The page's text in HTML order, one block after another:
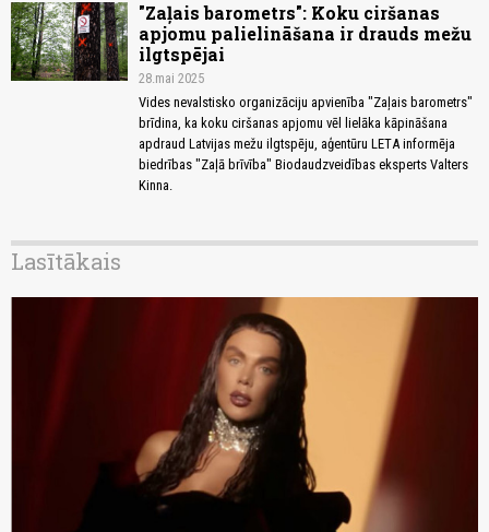
"Zaļais barometrs": Koku ciršanas
apjomu palielināšana ir drauds mežu
ilgtspējai
28.mai 2025
Vides nevalstisko organizāciju apvienība "Zaļais barometrs"
brīdina, ka koku ciršanas apjomu vēl lielāka kāpināšana
apdraud Latvijas mežu ilgtspēju, aģentūru LETA informēja
biedrības "Zaļā brīvība" Biodaudzveidības eksperts Valters
Kinna.
Lasītākais